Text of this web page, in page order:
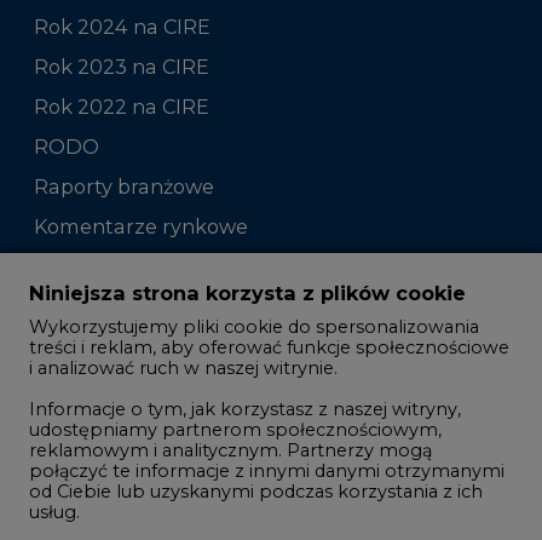
Rok 2024 na CIRE
Rok 2023 na CIRE
Rok 2022 na CIRE
RODO
Raporty branżowe
Komentarze rynkowe
Zmiany kadrowe na rynku
Studio CIRE
Rozmowy o energetyce
Gospodarka
Geopolityka
LTE450
Niniejsza strona korzysta z plików cookie
Wykorzystujemy pliki cookie do spersonalizowania
treści i reklam, aby oferować funkcje społecznościowe
i analizować ruch w naszej witrynie.
Informacje o tym, jak korzystasz z naszej witryny,
udostępniamy partnerom społecznościowym,
reklamowym i analitycznym. Partnerzy mogą
połączyć te informacje z innymi danymi otrzymanymi
od Ciebie lub uzyskanymi podczas korzystania z ich
usług.